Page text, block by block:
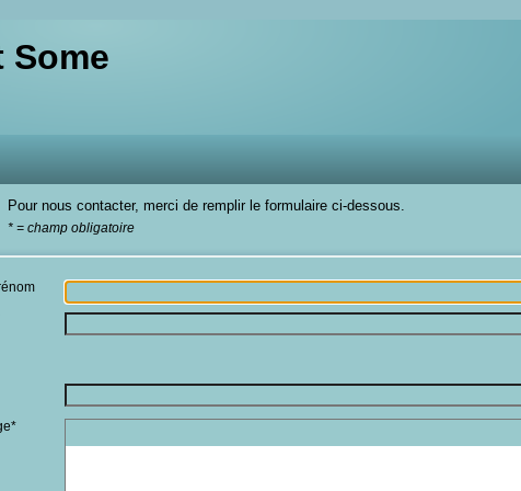
Some
Pour nous contacter, merci de remplir le formulaire ci-dessous.
* = champ obligatoire